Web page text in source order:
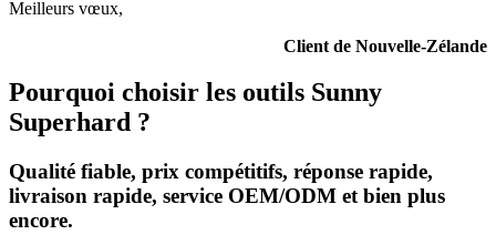
Meilleurs vœux,
Client de Nouvelle-Zélande
Pourquoi choisir les outils Sunny
Superhard ?
Qualité fiable, prix compétitifs, réponse rapide,
livraison rapide, service OEM/ODM et bien plus
encore.